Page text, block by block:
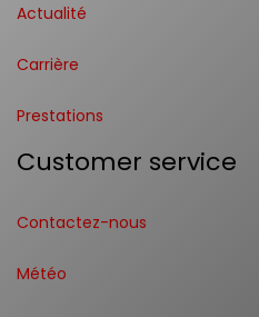
Actualité
Carrière
Prestations
Customer service
Contactez-nous
Météo